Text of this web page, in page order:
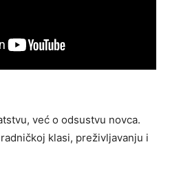
već o odsustvu novca.
klasi, preživljavanju i